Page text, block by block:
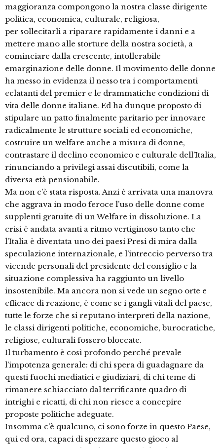
maggioranza compongono la nostra classe dirigente
politica, economica, culturale, religiosa,
per sollecitarli a riparare rapidamente i danni e a
mettere mano alle storture della nostra società, a
cominciare dalla crescente, intollerabile
emarginazione delle donne. Il movimento delle donne
ha messo in evidenza il nesso tra i comportamenti
eclatanti del premier e le drammatiche condizioni di
vita delle donne italiane. Ed ha dunque proposto di
stipulare un patto finalmente paritario per innovare
radicalmente le strutture sociali ed economiche,
costruire un welfare anche a misura di donne,
contrastare il declino economico e culturale dell’Italia,
rinunciando a privilegi assai discutibili, come la
diversa età pensionabile.
Ma non c’è stata risposta. Anzi è arrivata una manovra
che aggrava in modo feroce l’uso delle donne come
supplenti gratuite di un Welfare in dissoluzione. La
crisi è andata avanti a ritmo vertiginoso tanto che
l’Italia è diventata uno dei paesi Presi di mira dalla
speculazione internazionale, e l’intreccio perverso tra
vicende personali del presidente del consiglio e la
situazione complessiva ha raggiunto un livello
insostenibile. Ma ancora non si vede un segno orte e
efficace di reazione, è come se i gangli vitali del paese,
tutte le forze che si reputano interpreti della nazione,
le classi dirigenti politiche, economiche, burocratiche,
religiose, culturali fossero bloccate.
Il turbamento è così profondo perché prevale
l’impotenza generale: di chi spera di guadagnare da
questi fuochi mediatici e giudiziari, di chi teme di
rimanere schiacciato dal terrificante quadro di
intrighi e ricatti, di chi non riesce a concepire
proposte politiche adeguate.
Insomma c’è qualcuno, ci sono forze in questo Paese,
qui ed ora, capaci di spezzare questo gioco al